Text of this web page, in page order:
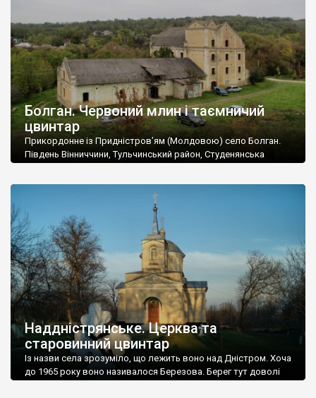
Болган. Червоний млин і таємничий
цвинтар
Прикордонне із Придністров’ям (Молдовою) село Болган.
Південь Вінниччини, Тульчинський район, Студенянська
старовинний цвинтар із кам’яними хрестами. Всі епітафії, які
збереглися, написані кирилицею, церковнослов’янською
мовою. За всіма традиційними ознаками – цвинтар
український. Хрести датуються 19 століттям. У 1924-1940
роках Болган […]
Наддністрянське. Церква та
старовинний цвинтар
Із назви села зрозуміло, що лежить воно над Дністром. Хоча
до 1965 року воно називалося Березова. Берег тут доволі